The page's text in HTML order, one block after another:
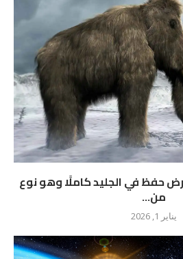
حفظ في الجليد كاملًا وهو نوع
من...
يناير 1, 2026